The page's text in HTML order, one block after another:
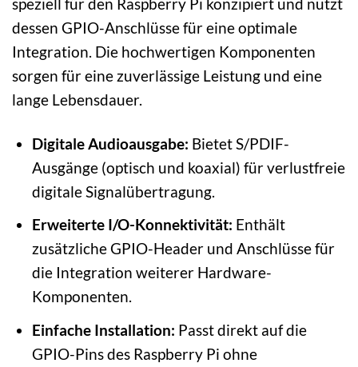
dessen GPIO-Anschlüsse für eine optimale
Integration. Die hochwertigen Komponenten
sorgen für eine zuverlässige Leistung und eine
lange Lebensdauer.
Digitale Audioausgabe: Bietet S/PDIF-
Ausgänge (optisch und koaxial) für verlustfreie
digitale Signalübertragung.
Erweiterte I/O-Konnektivität: Enthält
zusätzliche GPIO-Header und Anschlüsse für
die Integration weiterer Hardware-
Komponenten.
Einfache Installation: Passt direkt auf die
GPIO-Pins des Raspberry Pi ohne